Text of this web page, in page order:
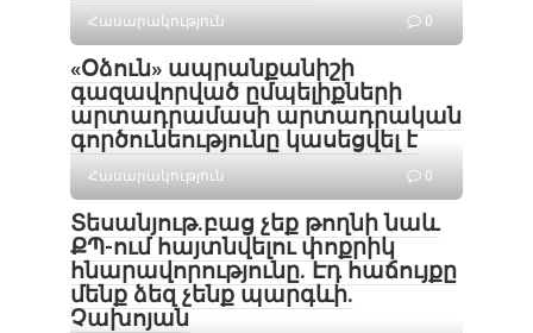
Հասարակություն 0
«Օձուն» ապրանքանիշի
գազավորված ըմպելիքների
արտադրամասի արտադրական
գործունեությունը կասեցվել է
Հասարակություն 0
Տեսանյութ․բաց չեք թողնի նաև
ՔՊ-ում հայտնվելու փոքրիկ
հնարավորությունը. Էդ հաճույքը
մենք ձեզ չենք պարգևի.
Չախոյան